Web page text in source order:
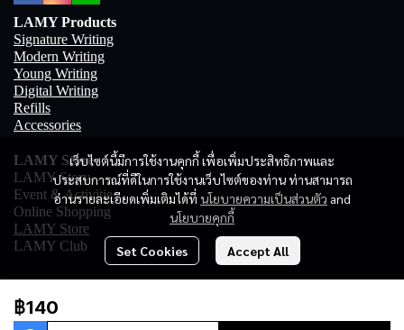
฿140
เว็บไซต์นี้มีการใช้งานคุกกี้ เพื่อเพิ่มประสิทธิภาพและ
ประสบการณ์ที่ดีในการใช้งานเว็บไซต์ของท่าน ท่านสามารถ
อ่านรายละเอียดเพิ่มเติมได้ที่ นโยบายความเป็นส่วนตัว and
นโยบายคุกกี้
Set Cookies Accept All
LAMY Products
Signature Writing
Modern Writing
Young Writing
Digital Writing
Refills
Accessories
LAMY Store
LAMY Story
Event & Activities
Online Shopping
LAMY Store
LAMY Club
Copyright 2023 | All Rights Reserved | Powered by MWE